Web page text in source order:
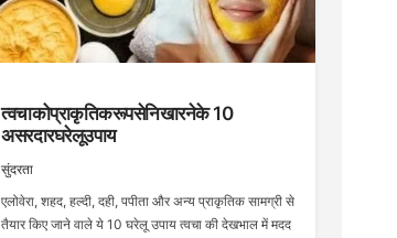
त्वचाकोप्राकृतिकरूपसेनिखारनेके 10
असरदारघरेलूउपाय
सुंदरता
एलोवेरा, शहद, हल्दी, दही, पपीता और अन्य प्राकृतिक सामग्री से
तैयार किए जाने वाले ये 10 घरेलू उपाय त्वचा की देखभाल में मदद